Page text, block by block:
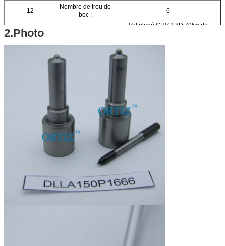
12
Nombre de trou de
bec :
6
Moteur de voiture :
Vol plané CUV 2.8D 70kw de
Marin 2.8D 70kw de GREATWALL
GREATWALL Wingle 2.8D 4x4 70kw
insignes d'opel - zafira 2,0 A20D -
2.Photo